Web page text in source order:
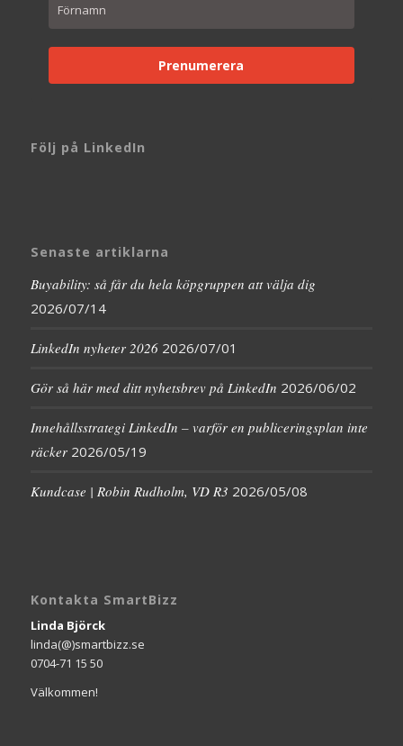
Prenumerera
Följ på LinkedIn
Senaste artiklarna
Buyability: så får du hela köpgruppen att välja dig
2026/07/14
LinkedIn nyheter 2026 2026/07/01
Gör så här med ditt nyhetsbrev på LinkedIn 2026/06/02
Innehållsstrategi LinkedIn – varför en publiceringsplan inte
räcker 2026/05/19
Kundcase | Robin Rudholm, VD R3 2026/05/08
Kontakta SmartBizz
Linda Björck
linda(@)smartbizz.se
0704-71 15 50
Välkommen!